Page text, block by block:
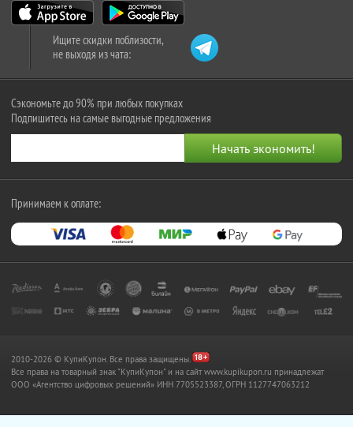
Ищите скидки поблизости,
не выходя из чата:
Сэкономьте до 90% при любых покупках
Подпишитесь на самые выгодные предложения
Принимаем к оплате:
2010-2026 © КупиКупон. Все права защищены.
Все права на товарный знак "КупиКупон" и на сайт www.kupikupon.ru принадлежат
OOO «Агентство цифровых решений» ИНН 7705523387, ОГРН 1127747063212